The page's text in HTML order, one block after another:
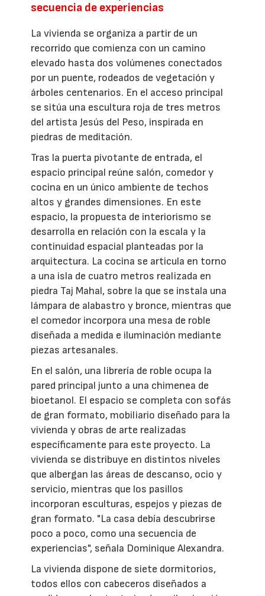
secuencia de experiencias
La vivienda se organiza a partir de un
recorrido que comienza con un camino
elevado hasta dos volúmenes conectados
por un puente, rodeados de vegetación y
árboles centenarios. En el acceso principal
se sitúa una escultura roja de tres metros
del artista Jesús del Peso, inspirada en
piedras de meditación.
Tras la puerta pivotante de entrada, el
espacio principal reúne salón, comedor y
cocina en un único ambiente de techos
altos y grandes dimensiones. En este
espacio, la propuesta de interiorismo se
desarrolla en relación con la escala y la
continuidad espacial planteadas por la
arquitectura. La cocina se articula en torno
a una isla de cuatro metros realizada en
piedra Taj Mahal, sobre la que se instala una
lámpara de alabastro y bronce, mientras que
el comedor incorpora una mesa de roble
diseñada a medida e iluminación mediante
piezas artesanales.
En el salón, una librería de roble ocupa la
pared principal junto a una chimenea de
bioetanol. El espacio se completa con sofás
de gran formato, mobiliario diseñado para la
vivienda y obras de arte realizadas
específicamente para este proyecto. La
vivienda se distribuye en distintos niveles
que albergan las áreas de descanso, ocio y
servicio, mientras que los pasillos
incorporan esculturas, espejos y piezas de
gran formato. "La casa debía descubrirse
poco a poco, como una secuencia de
experiencias", señala Dominique Alexandra.
La vivienda dispone de siete dormitorios,
todos ellos con cabeceros diseñados a